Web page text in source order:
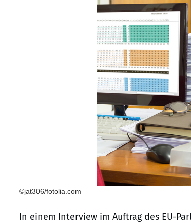
©jat306/fotolia.com
In einem Interview im Auftrag des EU-